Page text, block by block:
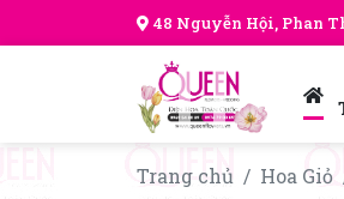
48 Nguyễn Hội, Phan
Trang chủ Hoa Giỏ